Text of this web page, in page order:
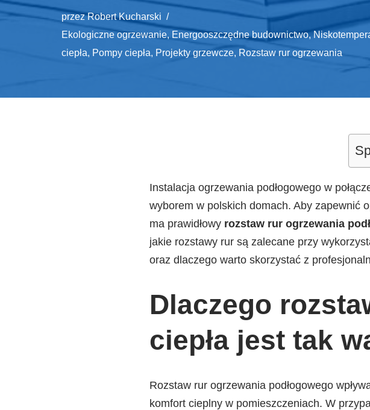
przezRobert Kucharski
Ekologiczne ogrzewanie, Energooszczędne budownictwo,
ciepła, Pompy ciepła, Projekty grzewcze, Rozstaw rur ogrzewania
Instalacja ogrzewania podłogowego w
wyborem w polskich domach. Aby zapewnić
ma prawidłowy rozstaw rur ogrzewania
jakie rozstawy rur są zalecane przy
oraz dlaczego warto skorzystać z
Dlaczego
ciepła jest tak
Rozstaw rur ogrzewania podłogowego
komfort cieplny w pomieszczeniach. W